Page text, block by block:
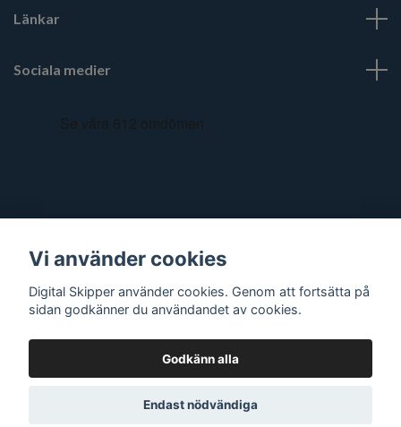
Länkar
Sociala medier
© 2026 Digital Skipper
Vi använder cookies
Digital Skipper använder cookies. Genom att fortsätta på
sidan godkänner du användandet av cookies.
Godkänn alla
Endast nödvändiga